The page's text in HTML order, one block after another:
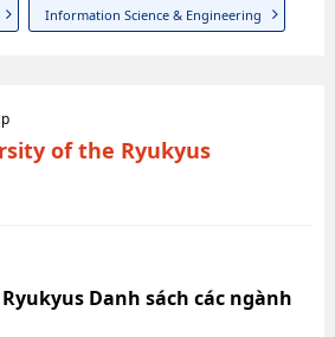
Information Science & Engineering
of the Ryukyus
Danh sách các ngành